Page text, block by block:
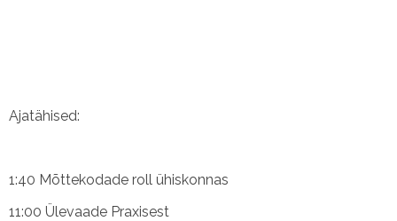
Ajatähised:
1:40 Mõttekodade roll ühiskonnas
11:00 Ülevaade Praxisest